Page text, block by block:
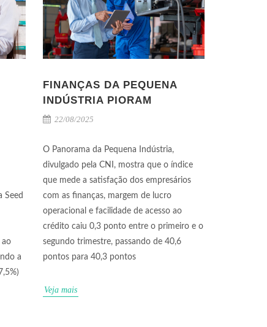
Seed
ao
a
FINANÇAS DA PEQUENA
INDÚSTRIA PIORAM
22/08/2025
O Panorama da Pequena Indústria,
divulgado pela CNI, mostra que o índice
que mede a satisfação dos empresários
com as finanças, margem de lucro
operacional e facilidade de acesso ao
crédito caiu 0,3 ponto entre o primeiro e o
segundo trimestre, passando de 40,6
pontos para 40,3 pontos
Veja mais